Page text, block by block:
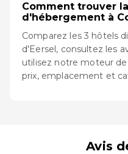
Comment trouver
d'hébergement à
Comparez les 3 hôtels
d'Eersel, consultez les
utilisez notre moteur
prix, emplacement et
Avis